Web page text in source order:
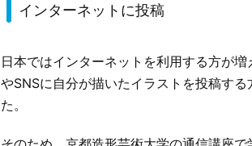
インターネットに投稿
日本ではインターネットを利用する方が
やSNSに自分が描いたイラストを投稿する
た。